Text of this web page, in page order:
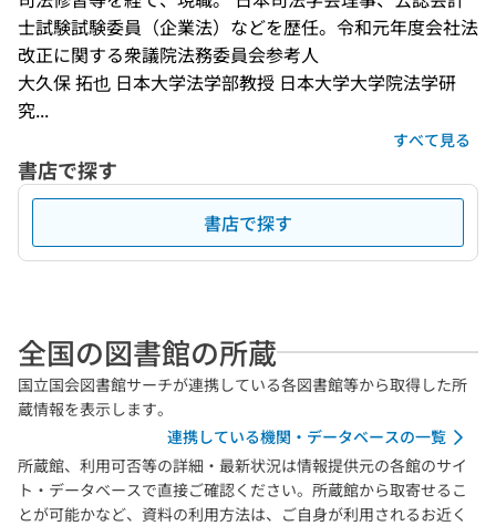
士試験試験委員（企業法）などを歴任。令和元年度会社法
改正に関する衆議院法務委員会参考人
大久保 拓也 日本大学法学部教授 日本大学大学院法学研
究...
すべて見る
書店で探す
書店で探す
全国の図書館の所蔵
国立国会図書館サーチが連携している各図書館等から取得した所
蔵情報を表示します。
連携している機関・データベースの一覧
所蔵館、利用可否等の詳細・最新状況は情報提供元の各館のサイ
ト・データベースで直接ご確認ください。所蔵館から取寄せるこ
とが可能かなど、資料の利用方法は、ご自身が利用されるお近く